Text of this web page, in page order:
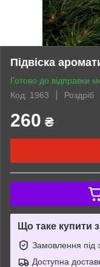
Підвіска
Готово до відправки
Код: 1963
Роздріб
260 ₴
Що таке купити
Замовлення під
Доступна